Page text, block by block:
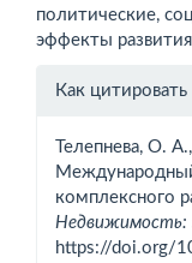
политические,
эффекты
Как цитировать
Телепнева, О.
комплексного
Недвижимость:
https://doi.org/